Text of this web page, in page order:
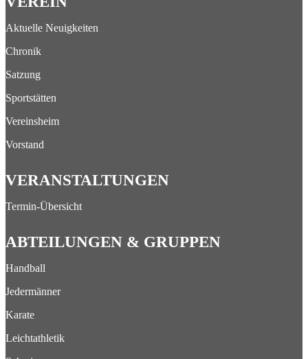
Aktuelle Neuigkeiten
Chronik
Satzung
Sportstätten
Vereinsheim
Vorstand
VERANSTALTUNGEN
Termin-Übersicht
ABTEILUNGEN & GRUPPEN
Handball
Jedermänner
Karate
Leichtathletik